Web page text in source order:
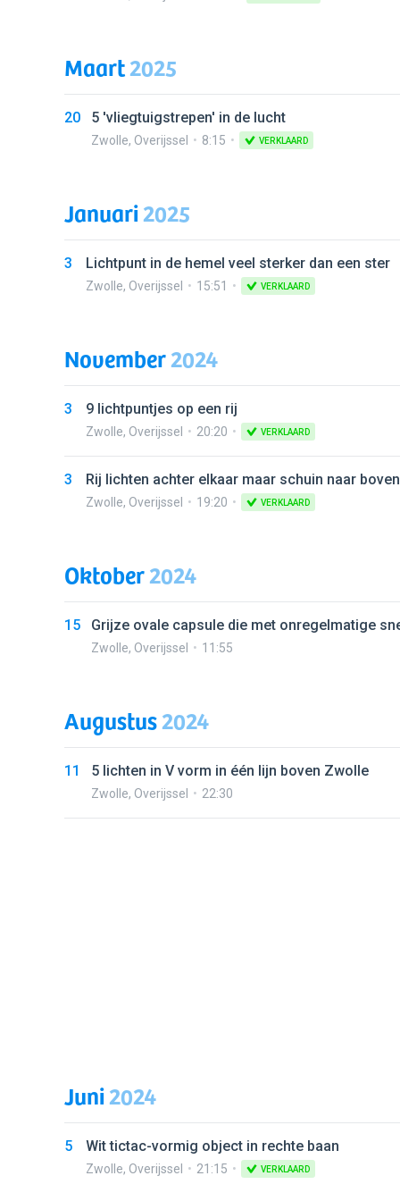
Maart2025
20 5 'vliegtuigstrepen' in de lucht
Zwolle, Overijssel 8:15 VERKLAARD
Januari2025
3 Lichtpunt in de hemel veel sterker dan een ster
Zwolle, Overijssel 15:51 VERKLAARD
November2024
3 9 lichtpuntjes op een rij
Zwolle, Overijssel 20:20 VERKLAARD
3 Rij lichten achter elkaar maar schuin naar boven
Zwolle, Overijssel 19:20 VERKLAARD
Oktober2024
15 Grijze ovale capsule die met onregelmatige
Zwolle, Overijssel 11:55
Augustus2024
11 5 lichten in V vorm in één lijn boven Zwolle
Zwolle, Overijssel 22:30
Juni2024
5 Wit tictac-vormig object in rechte baan
Zwolle, Overijssel 21:15 VERKLAARD